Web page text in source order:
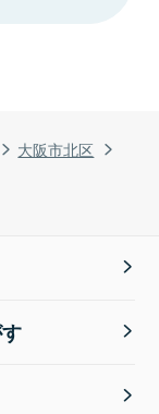
大阪市北区